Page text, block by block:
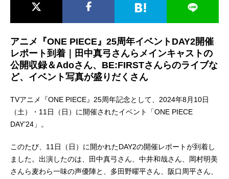
男性声優/女性声優一覧
アニメ『ONE PIECE』25周年イベントDAY2開催
レポート到着｜田中真弓さんらメインキャストの
公開収録＆Adoさん、BE:FIRSTさんらのライブな
ど、イベント写真が盛りだくさん
TVアニメ『ONE PIECE』25周年記念として、2024年8月10日
（土）・11日（日）に開催されたイベント「ONE PIECE
DAY’24」。
このたび、11日（日）に開かれたDAY2の開催レポートが到着し
ました。出演したのは、田中真弓さん、中井和哉さん、岡村明美
さんら麦わら一味の声優陣と、多田野曜平さん、阪口周平さん、